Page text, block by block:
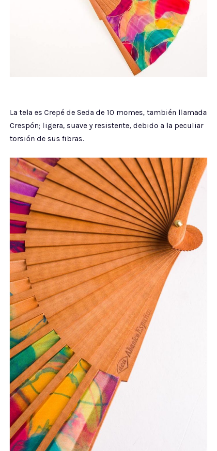
La tela es Crepé de Seda de 10 momes, también llamada
Crespón; ligera, suave y resistente, debido a la peculiar
torsión de sus fibras.